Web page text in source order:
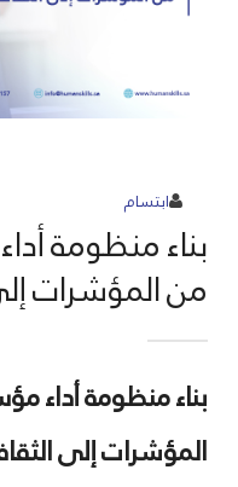
ابتسام
بناء منظومة
من المؤشرات
بناء منظومة أداء
المؤشرات إلى